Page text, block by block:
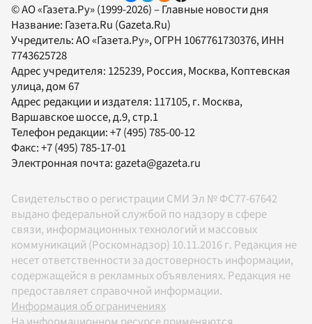
© АО «Газета.Ру» (1999-2026) – Главные новости дня
Название: Газета.Ru (Gazeta.Ru)
Учредитель:АО «Газета.Ру», ОГРН 1067761730376, ИНН
7743625728
Адрес учредителя: 125239, Россия, Москва, Коптевская
улица, дом 67
Адрес редакции и издателя: 117105, г. Москва,
Варшавское шоссе, д.9, стр.1
Телефон редакции:+7 (495) 785-00-12
Факс:+7 (495) 785-17-01
Электронная почта: gazeta@gazeta.ru
Свидетельство о регистрации СМИ Эл № ФС77-67642
выдано федеральной службой по надзору в сфере
связи, информационных технологий и массовых
коммуникаций (Роскомнадзор) 10.11.2016 г. Редакция не
несет ответственности за достоверность информации,
содержащейся в рекламных объявлениях. Редакция не
предоставляет справочной информации.
Информация об ограничениях